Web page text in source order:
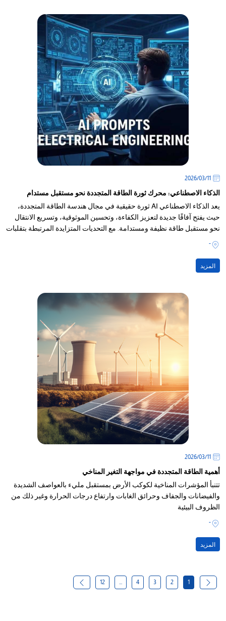
11‏/03‏/2026
الذكاء الاصطناعي: محرك ثورة الطاقة المتجددة نحو مستقبل مستدام
يعد الذكاء الاصطناعي AI ثورة حقيقية في مجال هندسة الطاقة المتجددة،
حيث يفتح آفاقًا جديدة لتعزيز الكفاءة، وتحسين الموثوقية، وتسريع الانتقال
نحو مستقبل طاقة نظيفة ومستدامة. مع التحديات المتزايدة المرتبطة بتقلبات
إنتاج الطاقة المتجددة
-
المزيد
11‏/03‏/2026
أهمية الطاقة المتجددة في مواجهة التغير المناخي
تتنبأ المؤشرات المناخية لكوكب الأرض بمستقبل مليء بالعواصف الشديدة
والفيضانات والجفاف وحرائق الغابات وارتفاع درجات الحرارة وغير ذلك من
الظروف البيئية
-
المزيد
1
2
3
4
...
12